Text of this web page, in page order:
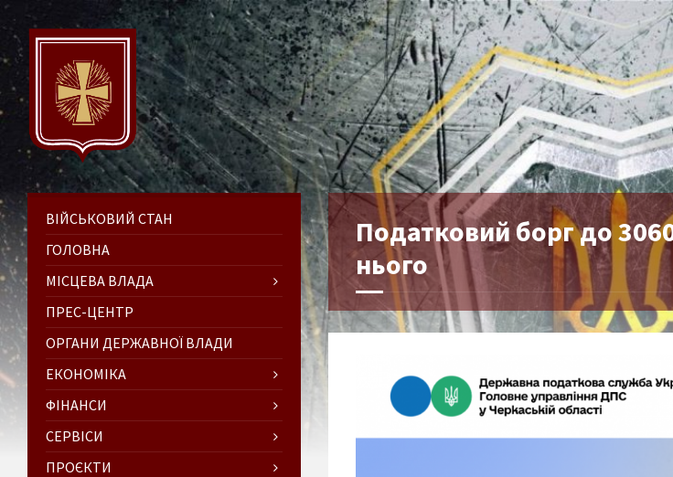
Податковий борг до
нього
ВІЙСЬКОВИЙ СТАН
ГОЛОВНА
МІСЦЕВА ВЛАДА
ПРЕС-ЦЕНТР
ОРГАНИ ДЕРЖАВНОЇ ВЛАДИ
ЕКОНОМІКА
ФІНАНСИ
СЕРВІСИ
ПРОЄКТИ